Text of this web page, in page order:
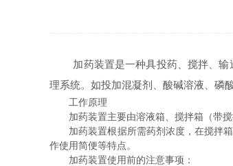
加药装置是一种具投药、搅拌、输送
理系统。如投加混凝剂、酸碱溶液、磷
工作原理
加药装置主要由溶液箱、搅拌箱（带搅
加药装置根据所需药剂浓度，在搅拌箱
作使用简便等特点。
加药装置使用前的注意事项：